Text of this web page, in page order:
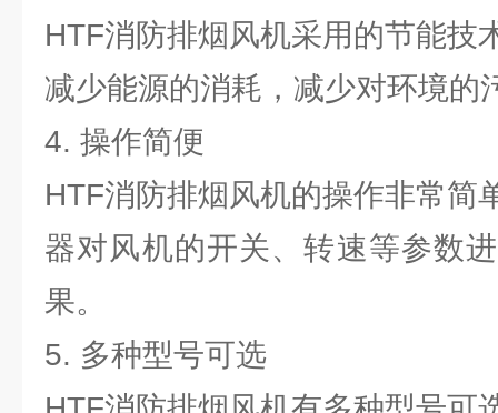
HTF消防排烟风机采用的节能技
减少能源的消耗，减少对环境的
4. 操作简便
HTF消防排烟风机的操作非常简
器对风机的开关、转速等参数
果。
5. 多种型号可选